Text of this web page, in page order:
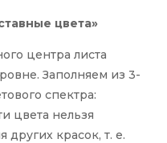
цвета»
центра листа
Заполняем из 3-
спектра:
цвета нельзя
красок, т. е.